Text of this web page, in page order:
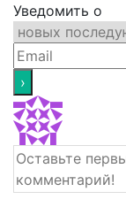
Уведомить о